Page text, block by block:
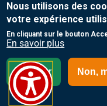
Conditions générales de
Protection de vos
Sénégal -
Nous utilisons des
votre expérience
En cliquant sur le bouton
En savoir plus
Accepter Non,